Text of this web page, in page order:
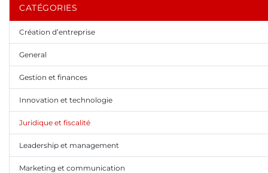
CATÉGORIES
Création d’entreprise
General
Gestion et finances
Innovation et technologie
Juridique et fiscalité
Leadership et management
Marketing et communication